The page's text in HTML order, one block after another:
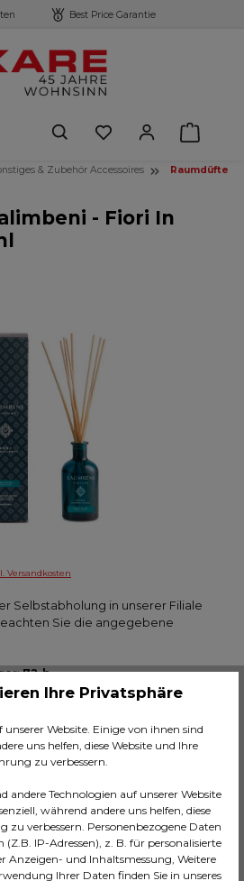
Best Price Garantie
& Zubehör Accessoires Raumdüfte
- Fiori In
Versandkosten
Selbstabholung in unserer Filiale
Sie die angegebene
72 h
Warenkorb
Ihre Privatsphäre
Website. Einige von ihnen sind
uns helfen, diese Website und Ihre
zu verbessern.
andere Technologien auf unserer Website
während andere uns helfen, diese
zu verbessern. Personenbezogene Daten
IP-Adressen), z. B. für personalisierte
Anzeigen- und Inhaltsmessung, Weitere
Ihrer Daten finden Sie in unseres